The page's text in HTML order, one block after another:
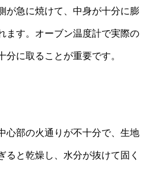
が急に焼けて、中身が十分に膨
ます。オーブン温度計で実際の
分に取ることが重要です。
心部の火通りが不十分で、生地
ると乾燥し、水分が抜けて固く